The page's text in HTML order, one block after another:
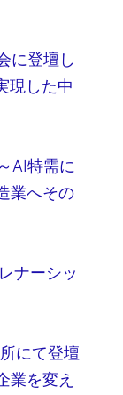
に登壇し
現した中
AI特需に
業へその
ナーシッ
にて登壇
業を変え